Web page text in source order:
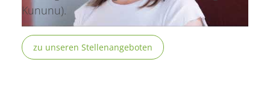
Kununu).
zu unseren Stellenangeboten